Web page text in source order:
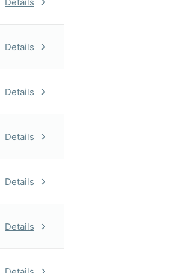
Details
Details
Details
Details
Details